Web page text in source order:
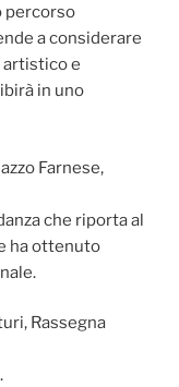
percorso
a considerare
artistico e
in uno
Farnese,
che riporta al
ha ottenuto
Rassegna